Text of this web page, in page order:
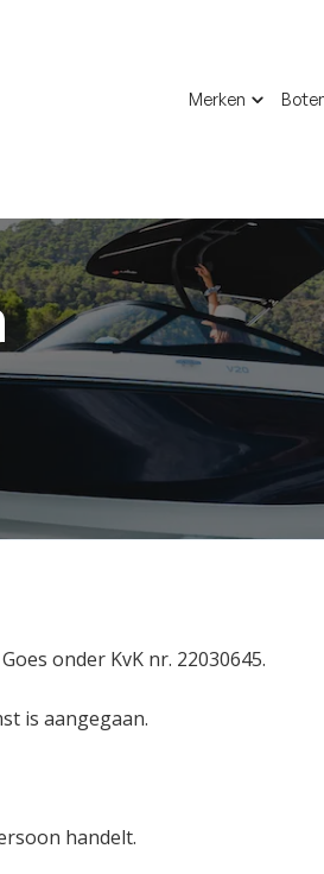
Merken
onder KvK nr. 22030645.
is aangegaan.
handelt.